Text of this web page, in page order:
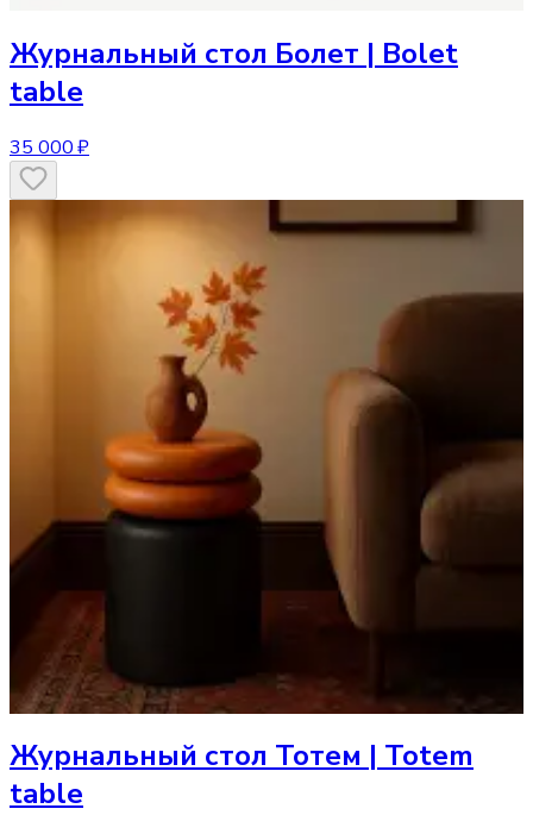
Журнальный стол Болет | Bolet
table
35 000 ₽
Журнальный стол Тотем | Totem
table